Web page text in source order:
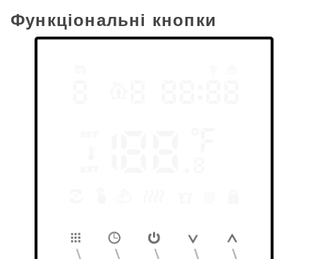
Функціональні кнопки